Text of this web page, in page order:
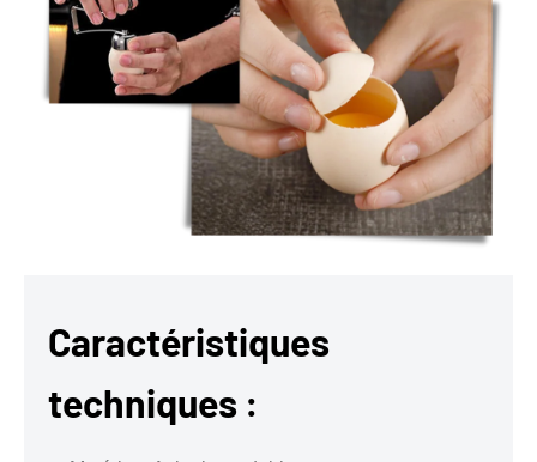
Caractéristiques
techniques :